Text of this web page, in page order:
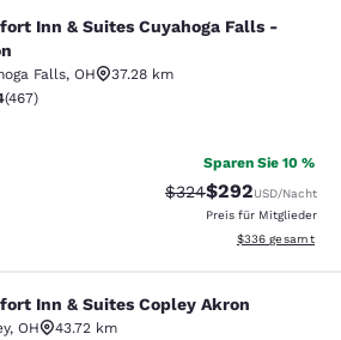
Suites Cuyahoga
Inn & Suites Cuyahoga Falls -
Falls, OH
37.28 km
Bewertung. Hervorragend. 467
(467)
Sparen Sie 10 %
Durchgestrichener
$324Vergünstigter
$292USD/Nacht
Preis für Mitglieder
Geschätzte
$336 gesamt
Suites Copley Akron
Inn & Suites Copley Akron
, OH
43.72 km